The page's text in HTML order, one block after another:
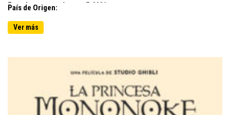
Ecuador:
Agosto 7, 2026
País de Origen:
Ver más